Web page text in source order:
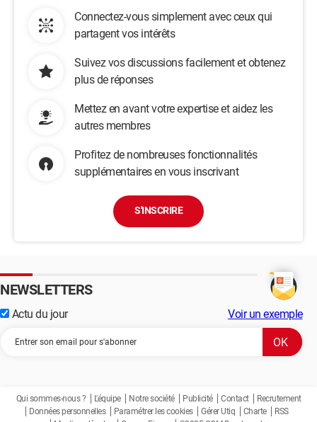
Connectez-vous simplement avec ceux qui
partagent vos intérêts
Suivez vos discussions facilement et obtenez
plus de réponses
Mettez en avant votre expertise et aidez les
autres membres
Profitez de nombreuses fonctionnalités
supplémentaires en vous inscrivant
S'INSCRIRE
NEWSLETTERS
Actu du jour Voir un exemple
Qui sommes-nous ? L'équipe Notre société Publicité Contact
Recrutement
Données personnelles
Paramétrer les cookies Gérer Utiq Charte
RSS